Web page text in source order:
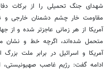
شهدای جنگ تحمیلی را از برکات
مقاومت خار چشم دشمنان خارجی و
آمریکا از هر زمانی عاجزتر شده و
متحمل شده‌اند، اگرچه خط و نشان
آمریکا و اسرائیل در برابر ملت
ادامه گفت: رژیم غاصب صهیونیستی،